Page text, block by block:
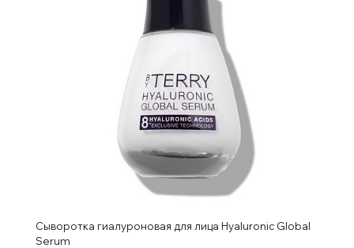
Сыворотка гиалуроновая для лица Hyaluronic Global
Serum